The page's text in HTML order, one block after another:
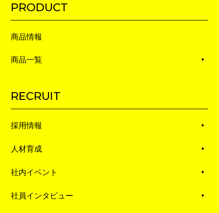
PRODUCT
商品情報
商品一覧
RECRUIT
採用情報
人材育成
社内イベント
社員インタビュー